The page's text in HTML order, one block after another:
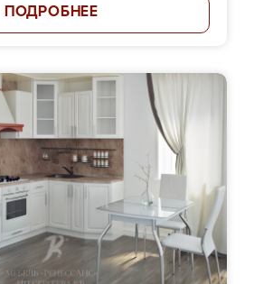
ПОДРОБНЕЕ